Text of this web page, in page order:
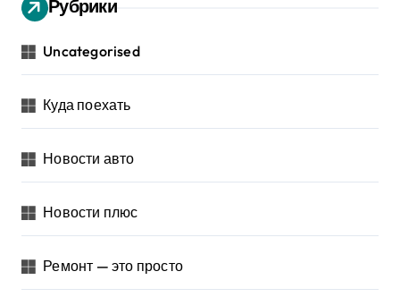
Рубрики
Uncategorised
Куда поехать
Новости авто
Новости плюс
Ремонт — это просто